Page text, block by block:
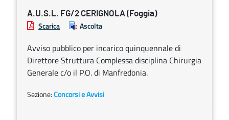
A.U.S.L. FG/2 CERIGNOLA (Foggia)
Scarica Ascolta
Avviso pubblico per incarico quinquennale di
Direttore Struttura Complessa disciplina Chirurgia
Generale c/o il P.O. di Manfredonia.
Sezione:Concorsi e Avvisi